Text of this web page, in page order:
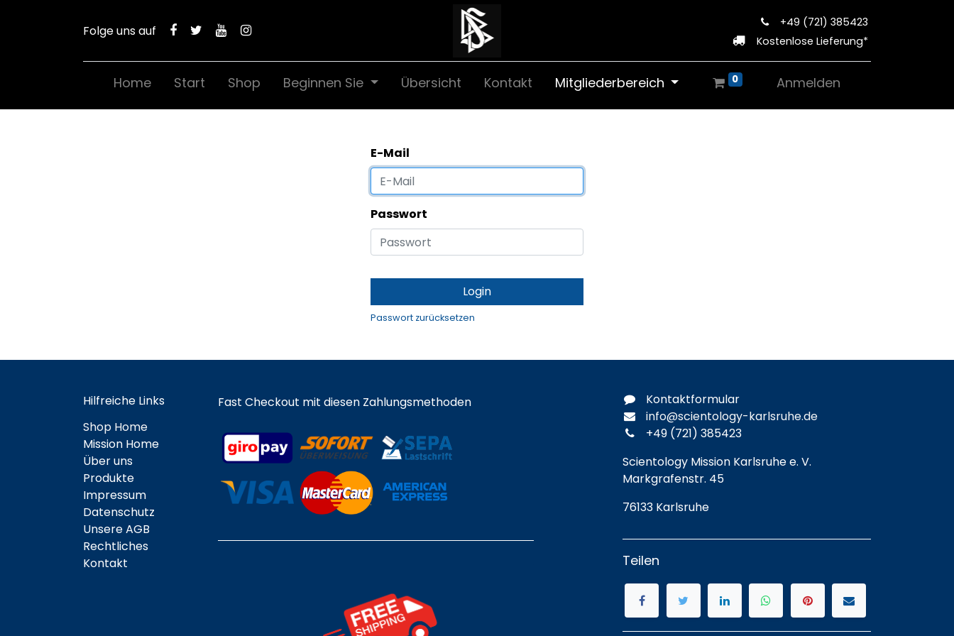
Folge uns auf
+49 (721) 385423
Kostenlose Lieferung*
Home Start Shop Beginnen Sie Übersicht Kontakt Mitgliederbereich 0 Anmelden
E-Mail
Passwort
Login
Passwort zurücksetzen
Hilfreiche Links
Shop Home
Mission Home
Über uns
Produkte
Impressum
Datenschutz
Unsere AGB
Rechtliches
Kontakt
Fast Checkout mit diesen Zahlungsmethoden
Kontaktformular
info@scientology-karlsruhe.de
+49 (721) 385423
Scientology Mission Karlsruhe e. V.
Markgrafenstr. 45
76133 Karlsruhe
Teilen